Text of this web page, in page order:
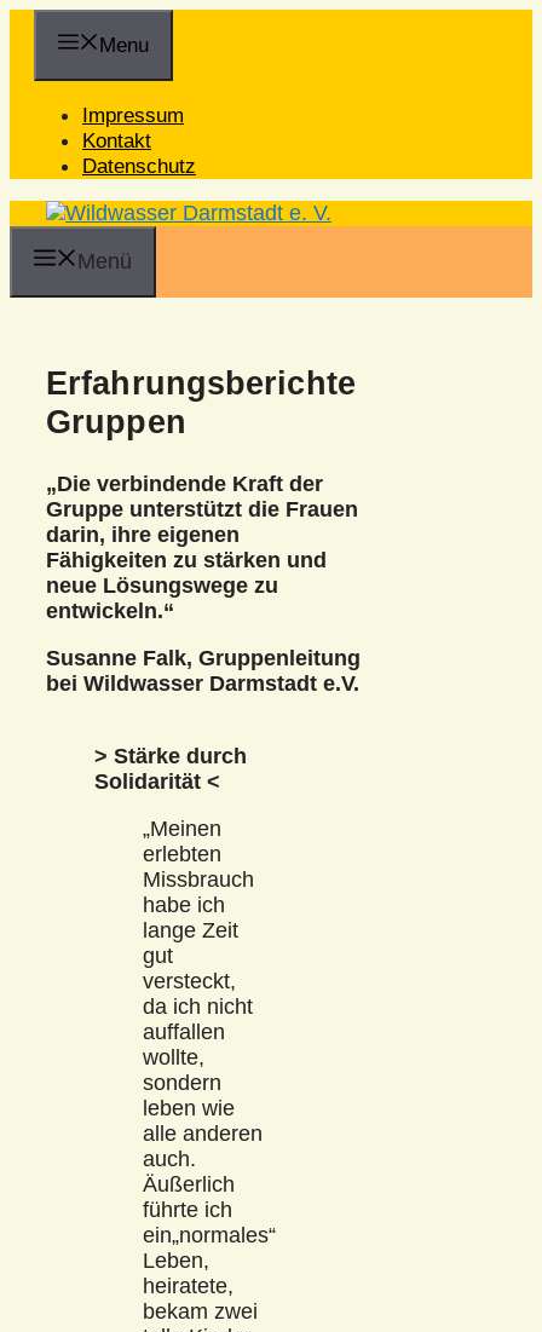
Inhalt
Menu
Impressum
Kontakt
Datenschutz
Menü
Erfahrungsberichte
Gruppen
„Die verbindende Kraft der
Gruppe unterstützt die Frauen
darin, ihre eigenen
Fähigkeiten zu stärken und
neue Lösungswege zu
entwickeln.“
Susanne Falk, Gruppenleitung
bei Wildwasser Darmstadt e.V.
> Stärke durch
Solidarität <
„Meinen
erlebten
Missbrauch
habe ich
lange Zeit
gut
versteckt,
da ich nicht
auffallen
wollte,
sondern
leben wie
alle anderen
auch.
Äußerlich
führte ich
ein„normales“
Leben,
heiratete,
bekam zwei